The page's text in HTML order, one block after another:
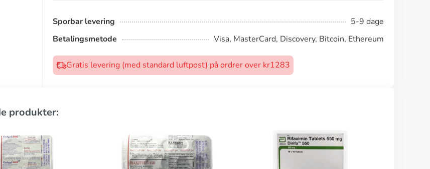
Sporbar levering
5-9 dage
Betalingsmetode
Visa, MasterCard, Discovery, Bitcoin, Ethereum
Gratis levering (med standard luftpost) på ordrer over kr1283
produkter: